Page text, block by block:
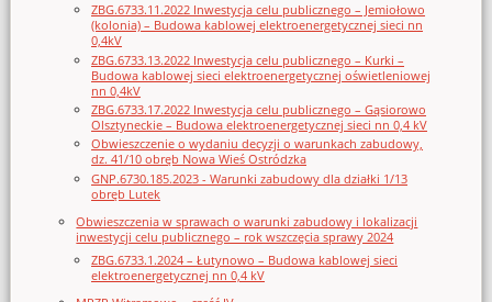
ZBG.6733.11.2022 Inwestycja celu publicznego – Jemiołowo
(kolonia) – Budowa kablowej elektroenergetycznej sieci nn
0,4kV
ZBG.6733.13.2022 Inwestycja celu publicznego – Kurki –
Budowa kablowej sieci elektroenergetycznej oświetleniowej
nn 0,4kV
ZBG.6733.17.2022 Inwestycja celu publicznego – Gąsiorowo
Olsztyneckie – Budowa elektroenergetycznej sieci nn 0,4 kV
Obwieszczenie o wydaniu decyzji o warunkach zabudowy,
dz. 41/10 obręb Nowa Wieś Ostródzka
GNP.6730.185.2023 - Warunki zabudowy dla działki 1/13
obręb Lutek
Obwieszczenia w sprawach o warunki zabudowy i lokalizacji
inwestycji celu publicznego – rok wszczęcia sprawy 2024
ZBG.6733.1.2024 – Łutynowo – Budowa kablowej sieci
elektroenergetycznej nn 0,4 kV